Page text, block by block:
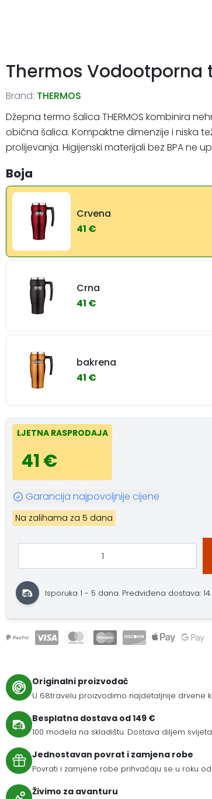
Thermos
Brand: THERMOS
Džepna termo šalica THERMOS kombinira
obična šalica. Kompaktne dimenzije i niska
prolijevanja. Higijenski materijali bez BPA
Boja
Crvena
41 €
Crna
41 €
bakrena
41 €
LJETNA RASPRODAJA
41 €
Garancija najpovoljnije cijene
Na zalihama za 5 dana
Isporuka 1 - 5 dana. Predviđena dostava:
Originalni proizvođač
U 68travelu proizvodimo najdetaljnije drvene
Besplatna dostava od 149 €
100 modela na skladištu. Dostava diljem
Jednostavan povrat i zamjena robe
Povrati i zamjene robe prihvaćaju se u roku
Živimo za avanturu